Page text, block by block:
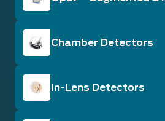
Chamber Detectors
In-Lens Detectors